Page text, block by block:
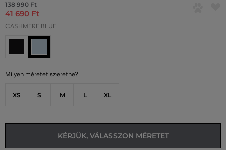
138 990 Ft
41 690 Ft
CASHMERE BLUE
Milyen méretet szeretne?
XS S M L XL
KÉRJÜK, VÁLASSZON MÉRETET